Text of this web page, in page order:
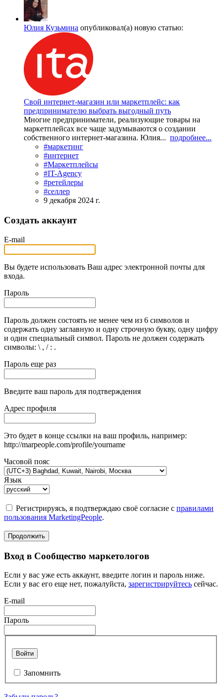
Юлия Кузьмина опубликовал(а) новую статью:
Свой интернет-магазин или маркетплейс: как
предпринимателю выбрать выгодный путь
Многие предприниматели, реализующие товары на
маркетплейсах все чаще задумываются о создании
собственного интернет-магазина. Юлия... подробнее...
#маркетинг
#интернет
#Маркетплейсы
#IT-Agency
#ретейлеры
#селлер
9 декабря 2024 г.
Создать аккаунт
E-mail
Вы будете использовать Ваш адрес электронной почты для
входа.
Пароль
Пароль должен состоять не менее чем из 6 символов и
содержать одну заглавную и одну строчную букву, одну цифру
и один специальный символ. Пароль не должен содержать
символы: \ , / : .
Пароль еще раз
Введите ваш пароль для подтверждения
Адрес профиля
Это будет в конце ссылки на ваш профиль, например:
http://marpeople.com/profile/yourname
Часовой пояс
Язык
Регистрируясь, я подтверждаю своё согласие с правилами
пользования MarketingPeople.
Продолжить
Вход в Сообщество маркетологов
Если у вас уже есть аккаунт, введите логин и пароль ниже.
Если у вас его еще нет, пожалуйста, зарегистрируйтесь сейчас.
E-mail
Пароль
Войти
Запомнить